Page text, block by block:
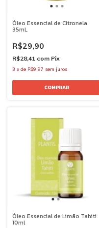
Óleo Essencial de Citronela
35mL
R$29,90
R$28,41 com Pix
3 x de R$9,97 sem juros
Óleo Essencial de Limão Tahiti
10ml